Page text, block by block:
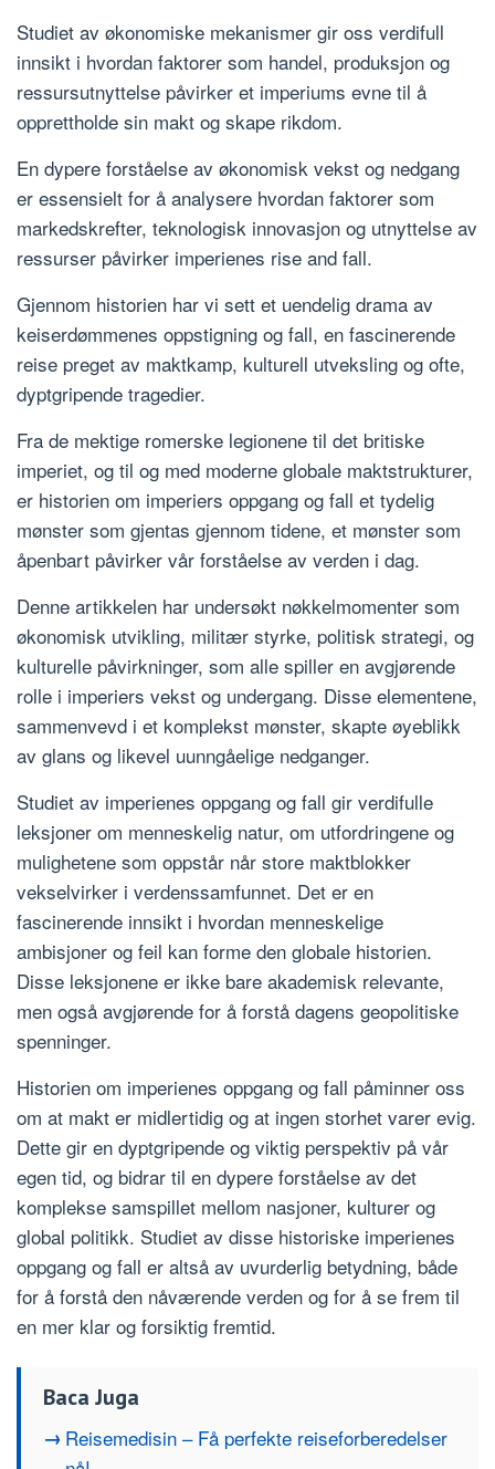
Studiet av økonomiske mekanismer gir oss verdifull
innsikt i hvordan faktorer som handel, produksjon og
ressursutnyttelse påvirker et imperiums evne til å
opprettholde sin makt og skape rikdom.
En dypere forståelse av økonomisk vekst og nedgang
er essensielt for å analysere hvordan faktorer som
markedskrefter, teknologisk innovasjon og utnyttelse av
ressurser påvirker imperienes rise and fall.
Gjennom historien har vi sett et uendelig drama av
keiserdømmenes oppstigning og fall, en fascinerende
reise preget av maktkamp, kulturell utveksling og ofte,
dyptgripende tragedier.
Fra de mektige romerske legionene til det britiske
imperiet, og til og med moderne globale maktstrukturer,
er historien om imperiers oppgang og fall et tydelig
mønster som gjentas gjennom tidene, et mønster som
åpenbart påvirker vår forståelse av verden i dag.
Denne artikkelen har undersøkt nøkkelmomenter som
økonomisk utvikling, militær styrke, politisk strategi, og
kulturelle påvirkninger, som alle spiller en avgjørende
rolle i imperiers vekst og undergang. Disse elementene,
sammenvevd i et komplekst mønster, skapte øyeblikk
av glans og likevel uunngåelige nedganger.
Studiet av imperienes oppgang og fall gir verdifulle
leksjoner om menneskelig natur, om utfordringene og
mulighetene som oppstår når store maktblokker
vekselvirker i verdenssamfunnet. Det er en
fascinerende innsikt i hvordan menneskelige
ambisjoner og feil kan forme den globale historien.
Disse leksjonene er ikke bare akademisk relevante,
men også avgjørende for å forstå dagens geopolitiske
spenninger.
Historien om imperienes oppgang og fall påminner oss
om at makt er midlertidig og at ingen storhet varer evig.
Dette gir en dyptgripende og viktig perspektiv på vår
egen tid, og bidrar til en dypere forståelse av det
komplekse samspillet mellom nasjoner, kulturer og
global politikk. Studiet av disse historiske imperienes
oppgang og fall er altså av uvurderlig betydning, både
for å forstå den nåværende verden og for å se frem til
en mer klar og forsiktig fremtid.
Baca Juga
Reisemedisin – Få perfekte reiseforberedelser